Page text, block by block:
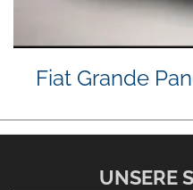
Fiat Grande
UNSERE